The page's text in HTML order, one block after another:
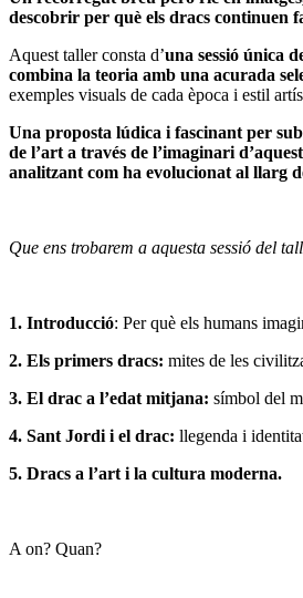
descobrir per què els dracs continuen
Aquest taller consta d’una sessió única
combina la teoria amb una acurada
exemples visuals de cada època i estil
Una proposta lúdica i fascinant per
de l’art a través de l’imaginari
analitzant com ha evolucionat al llarg
Que ens trobarem a aquesta sessió del
1. Introducció: Per què els humans
2. Els primers dracs: mites de les
3. El drac a l’edat mitjana: símbol del
4. Sant Jordi i el drac: llegenda i
5. Dracs a l’art i la cultura moderna.
A on? Quan?